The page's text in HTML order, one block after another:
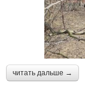
читать дальше →